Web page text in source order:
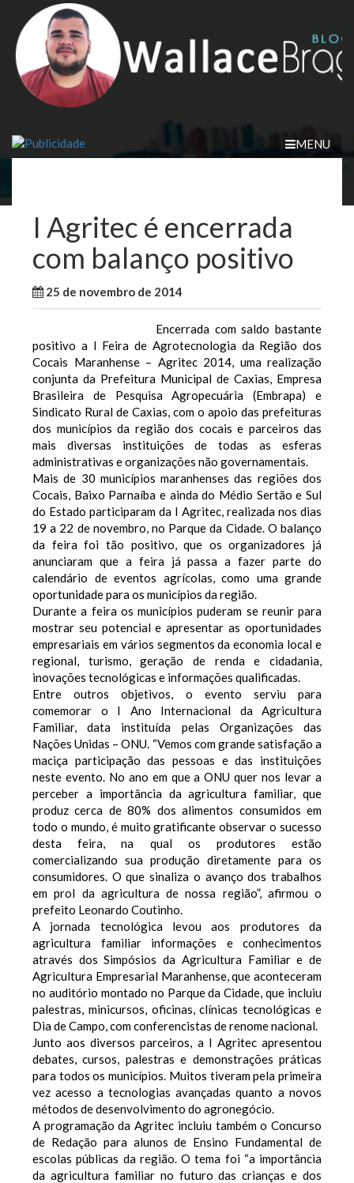
content
MENU
I Agritec é encerrada
com balanço positivo
25 de novembro de 2014
Encerrada com saldo bastante
positivo a I Feira de Agrotecnologia da Região dos
Cocais Maranhense – Agritec 2014, uma realização
conjunta da Prefeitura Municipal de Caxias, Empresa
Brasileira de Pesquisa Agropecuária (Embrapa) e
Sindicato Rural de Caxias, com o apoio das prefeituras
dos municípios da região dos cocais e parceiros das
mais diversas instituições de todas as esferas
administrativas e organizações não governamentais.
Mais de 30 municípios maranhenses das regiões dos
Cocais, Baixo Parnaíba e ainda do Médio Sertão e Sul
do Estado participaram da I Agritec, realizada nos dias
19 a 22 de novembro, no Parque da Cidade. O balanço
da feira foi tão positivo, que os organizadores já
anunciaram que a feira já passa a fazer parte do
calendário de eventos agrícolas, como uma grande
oportunidade para os municípios da região.
Durante a feira os municípios puderam se reunir para
mostrar seu potencial e apresentar as oportunidades
empresariais em vários segmentos da economia local e
regional, turismo, geração de renda e cidadania,
inovações tecnológicas e informações qualificadas.
Entre outros objetivos, o evento serviu para
comemorar o I Ano Internacional da Agricultura
Familiar, data instituída pelas Organizações das
Nações Unidas – ONU. “Vemos com grande satisfação a
maciça participação das pessoas e das instituições
neste evento. No ano em que a ONU quer nos levar a
perceber a importância da agricultura familiar, que
produz cerca de 80% dos alimentos consumidos em
todo o mundo, é muito gratificante observar o sucesso
desta feira, na qual os produtores estão
comercializando sua produção diretamente para os
consumidores. O que sinaliza o avanço dos trabalhos
em prol da agricultura de nossa região”, afirmou o
prefeito Leonardo Coutinho.
A jornada tecnológica levou aos produtores da
agricultura familiar informações e conhecimentos
através dos Simpósios da Agricultura Familiar e de
Agricultura Empresarial Maranhense, que aconteceram
no auditório montado no Parque da Cidade, que incluiu
palestras, minicursos, oficinas, clínicas tecnológicas e
Dia de Campo, com conferencistas de renome nacional.
Junto aos diversos parceiros, a I Agritec apresentou
debates, cursos, palestras e demonstrações práticas
para todos os municípios. Muitos tiveram pela primeira
vez acesso a tecnologias avançadas quanto a novos
métodos de desenvolvimento do agronegócio.
A programação da Agritec incluiu também o Concurso
de Redação para alunos de Ensino Fundamental de
escolas públicas da região. O tema foi “a importância
da agricultura familiar no futuro das crianças e dos